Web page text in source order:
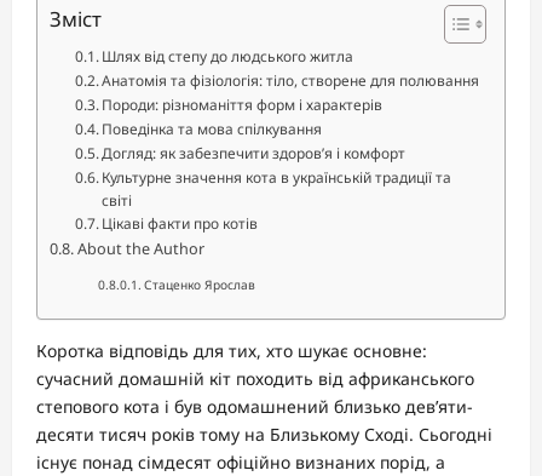
Зміст
Шлях від степу до людського житла
Анатомія та фізіологія: тіло, створене для полювання
Породи: різноманіття форм і характерів
Поведінка та мова спілкування
Догляд: як забезпечити здоров’я і комфорт
Культурне значення кота в українській традиції та
світі
Цікаві факти про котів
About the Author
Стаценко Ярослав
Коротка відповідь для тих, хто шукає основне:
сучасний домашній кіт походить від африканського
степового кота і був одомашнений близько дев’яти-
десяти тисяч років тому на Близькому Сході. Сьогодні
існує понад сімдесят офіційно визнаних порід, а